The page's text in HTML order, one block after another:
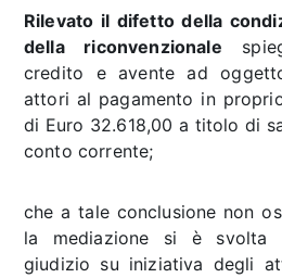
Rilevato il difetto della
della riconvenzionale
credito e avente ad
attori al pagamento in
di Euro 32.618,00 a titolo di
conto corrente;
che a tale conclusione non
la mediazione si è svolta
giudizio su iniziativa degli